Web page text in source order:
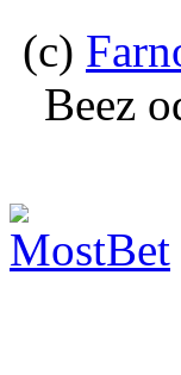
(c)
Beez